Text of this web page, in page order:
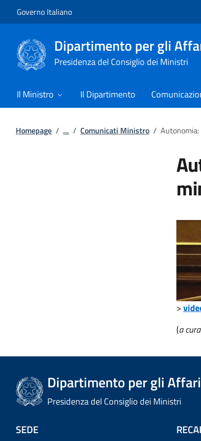
Governo Italiano
Dipartimento per gli
Presidenza del Consiglio dei Ministri
Il Ministro Il Dipartimento
Homepage / ... / Comunicati Ministro /
>
(a
Dipartimento per gli
Presidenza del Consiglio dei Ministri
SEDE